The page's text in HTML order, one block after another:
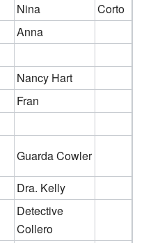
Nina
Corto
Anna
Nancy Hart
Fran
Guarda Cowler
Dra. Kelly
Detective
Collero